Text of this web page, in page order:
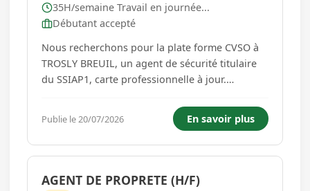
35H/semaine Travail en journée...
Débutant accepté
Nous recherchons pour la plate forme CVSO à
TROSLY BREUIL, un agent de sécurité titulaire
du SSIAP1, carte professionnelle à jour.
accepté. Une formation sur site sera prévue.
Poste à pour...
Publie le 20/07/2026 En savoir plus
AGENT DE PROPRETE (H/F)